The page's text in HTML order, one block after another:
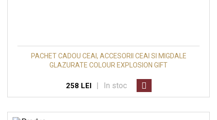
PACHET CADOU CEAI, ACCESORII CEAI SI MIGDALE
GLAZURATE COLOUR EXPLOSION GIFT
258 LEI In stoc